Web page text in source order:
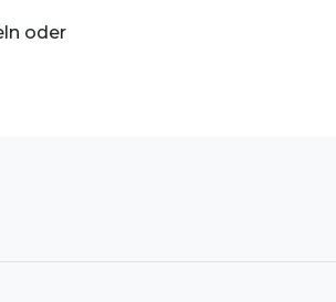
oder